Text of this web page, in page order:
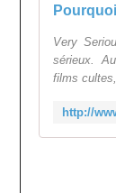
Very
sérieux.
films